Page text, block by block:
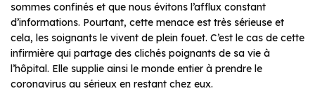
sommes confinés et que nous évitons l’afflux constant
d’informations. Pourtant, cette menace est très sérieuse et
cela, les soignants le vivent de plein fouet. C’est le cas de cette
infirmière qui partage des clichés poignants de sa vie à
l’hôpital. Elle supplie ainsi le monde entier à prendre le
coronavirus au sérieux en restant chez eux.